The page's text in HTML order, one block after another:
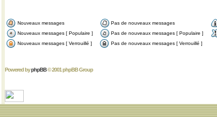
Nouveaux messages
Pas de nouveaux messages
Nouveaux messages [ Populaire ]
Pas de nouveaux messages [ Populaire ]
Nouveaux messages [ Verrouillé ]
Pas de nouveaux messages [ Verrouillé ]
Powered byphpBB© 2001 phpBB Group